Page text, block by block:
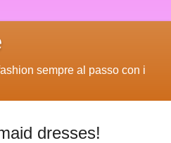
sempre al passo con i
dresses!